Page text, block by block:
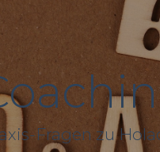
Fragen zu